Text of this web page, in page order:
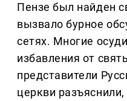
Пензе был найден
вызвало бурное
сетях. Многие
избавления от
представители
церкви